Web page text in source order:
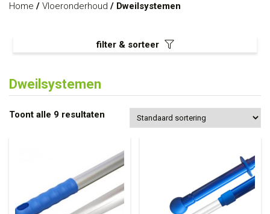
Dweilsystemen
Toont alle 9 resultaten
Home / Vloeronderhoud / Dweilsystemen
filter & sorteer